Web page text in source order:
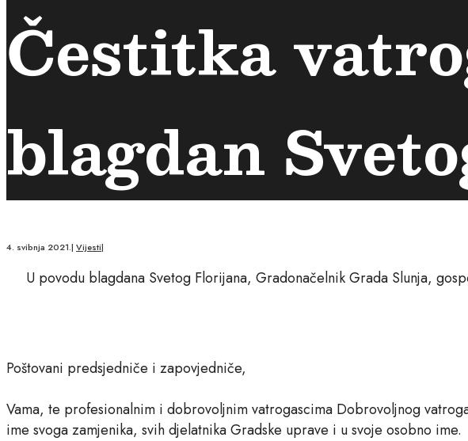
Čestitka
blagdan
4. svibnja 2021.| Vijesti|
U povodu blagdana Svetog Florijana, Gradonačelnik Grada Slunja,
Poštovani predsjedniče i zapovjedniče,
Vama, te profesionalnim i dobrovoljnim vatrogascima Dobrovoljnog
ime svoga zamjenika, svih djelatnika Gradske uprave i u svoje osobno ime.